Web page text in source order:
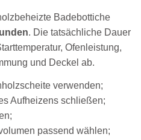
Badebottiche
. Die tatsächliche Dauer
Ofenleistung,
und Deckel ab.
verwenden;
Aufheizens schließen;
passend wählen;